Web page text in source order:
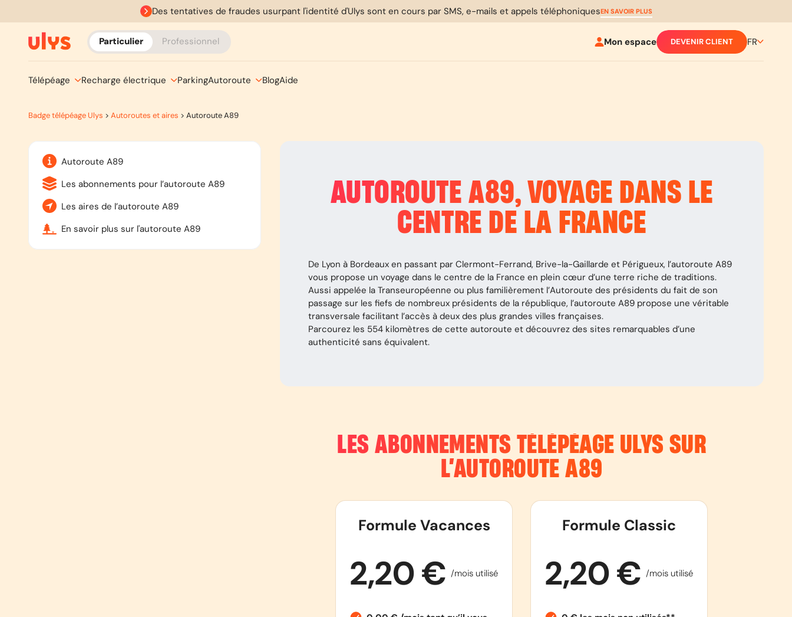
Des tentatives de fraudes usurpant l'identité d'Ulys sont en cours par SMS, e-mails et appels téléphoniquesEN SAVOIR PLUS
Particulier Professionnel Mon espace DEVENIR CLIENT FR
Télépéage Recharge électrique ParkingAutoroute BlogAide
Badge télépéage Ulys > Autoroutes et aires > Autoroute A89
Autoroute A89
Les abonnements pour l’autoroute A89
Les aires de l’autoroute A89
En savoir plus sur l'autoroute A89
AUTOROUTEA89, VOYAGE DANS LE
CENTRE DE LA FRANCE
De Lyon à Bordeaux en passant par Clermont-Ferrand, Brive-la-Gaillarde et Périgueux, l’autoroute A89
vous propose un voyage dans le centre de la France en plein cœur d’une terre riche de traditions.
Aussi appelée la Transeuropéenne ou plus familièrement l’Autoroute des présidents du fait de son
passage sur les fiefs de nombreux présidents de la république, l’autoroute A89 propose une véritable
transversale facilitant l’accès à deux des plus grandes villes françaises.
Parcourez les 554 kilomètres de cette autoroute et découvrez des sites remarquables d’une
authenticité sans équivalent.
LES ABONNEMENTS TÉLÉPÉAGE ULYS SUR
L’AUTOROUTEA89
Formule Vacances
2,20 € /mois utilisé
Formule Classic
2,20 € /mois utilisé